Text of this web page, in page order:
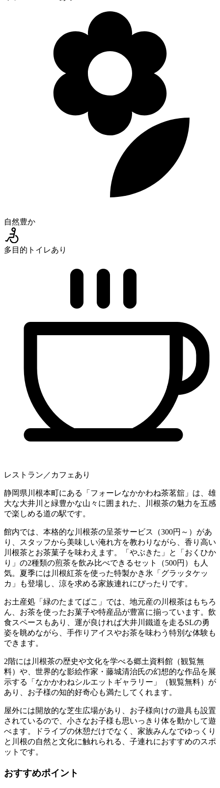
自然豊か
多目的トイレあり
レストラン／カフェあり
静岡県川根本町にある「フォーレなかかわね茶茗舘」は、雄
大な大井川と緑豊かな山々に囲まれた、川根茶の魅力を五感
で楽しめる道の駅です。
館内では、本格的な川根茶の呈茶サービス（300円～）があ
り、スタッフから美味しい淹れ方を教わりながら、香り高い
川根茶とお茶菓子を味わえます。「やぶきた」と「おくひか
り」の2種類の煎茶を飲み比べできるセット（500円）も人
気。夏季には川根紅茶を使った特製かき氷「グラッタケッ
カ」も登場し、涼を求める家族連れにぴったりです。
お土産処「緑のたまてばこ」では、地元産の川根茶はもちろ
ん、お茶を使ったお菓子や特産品が豊富に揃っています。飲
食スペースもあり、運が良ければ大井川鐵道を走るSLの勇
姿を眺めながら、手作りアイスやお茶を味わう特別な体験も
できます。
2階には川根茶の歴史や文化を学べる郷土資料館（観覧無
料）や、世界的な影絵作家・藤城清治氏の幻想的な作品を展
示する「なかかわねシルエットギャラリー」（観覧無料）が
あり、お子様の知的好奇心も満たしてくれます。
屋外には開放的な芝生広場があり、お子様向けの遊具も設置
されているので、小さなお子様も思いっきり体を動かして遊
べます。ドライブの休憩だけでなく、家族みんなでゆっくり
と川根の自然と文化に触れられる、子連れにおすすめのスポ
ットです。
おすすめポイント